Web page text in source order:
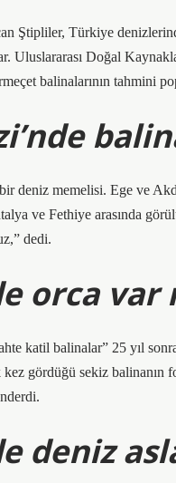
Ştipliler, Türkiye
Uluslararası Doğal
balinalarının tahmini
deniz memelisi. Ege ve
ve Fethiye arasında
dedi.
orca var
katil balinalar” 25 yıl
kez gördüğü sekiz
deniz